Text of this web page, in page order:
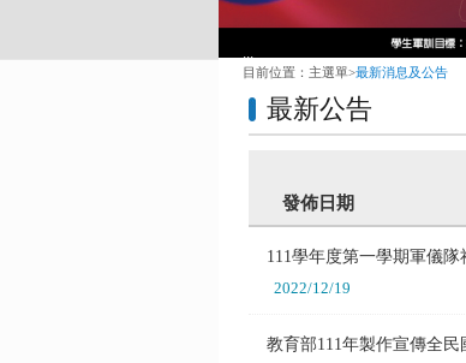
:::
目前位置： 主選單>最新消息及公告
最新公告
發佈日期
111學年度第一學期軍儀
2022/12/19
教育部111年製作宣傳全